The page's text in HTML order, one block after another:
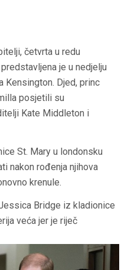
četvrta u redu
je u nedjelju
Kensington. Djed, princ
posjetili su
Kate Middleton i
St. Mary u londonsku
nakon rođenja njihova
krenule.
Bridge iz kladionice
veća jer je riječ